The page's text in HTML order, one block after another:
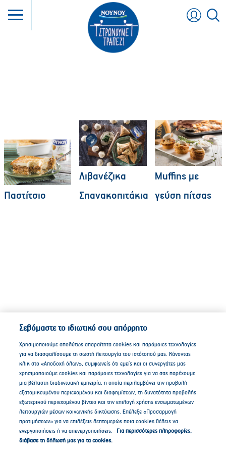
content
Παστίτσιο
Λιβανέζικα
Σπανακοπιτάκια
Muffins με
γεύση πίτσας
Σεβόμαστε το ιδιωτικό σου απόρρητο
Χρησιμοποιούμε απολύτως απαραίτητα cookies και παρόμοιες τεχνολογίες
για να διασφαλίσουμε τη σωστή λειτουργία του ιστότοπού μας. Κάνοντας
κλικ στο «Αποδοχή όλων», συμφωνείς ότι εμείς και οι συνεργάτες μας
χρησιμοποιούμε cookies και παρόμοιες τεχνολογίες για να σας παρέχουμε
μια βέλτιστη διαδικτυακή εμπειρία, η οποία περιλαμβάνει την προβολή
εξατομικευμένου περιεχομένου και διαφημίσεων, τη δυνατότητα προβολής
εξωτερικού περιεχομένου βίντεο και την επιλογή χρήσης ενσωματωμένων
λειτουργιών μέσων κοινωνικής δικτύωσης. Επέλεξε «Προσαρμογή
προτιμήσεων» για να επιλέξεις λεπτομερώς ποια cookies θέλεις να
ενεργοποιήσεις ή να απενεργοποιήσεις.
Για περισσότερες πληροφορίες,
διάβασε τη δήλωσή μας για τα cookies.